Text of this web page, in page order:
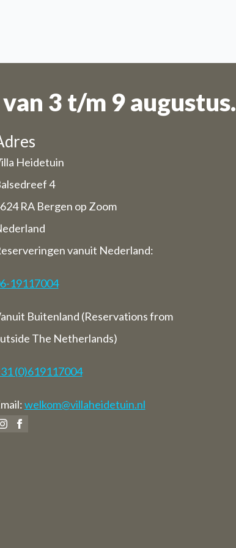
3 t/m 9 augustus.
Heidetuin
4
RA Bergen op Zoom
vanuit Nederland:
19117004
Buitenland (Reservations from
The Netherlands)
(0)619117004
welkom@villaheidetuin.nl